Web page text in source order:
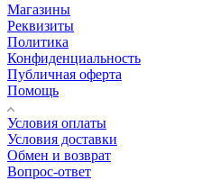
Магазины
Реквизиты
Политика
Конфиденциальность
Публичная оферта
Помощь
Условия оплаты
Условия доставки
Обмен и возврат
Вопрос-ответ